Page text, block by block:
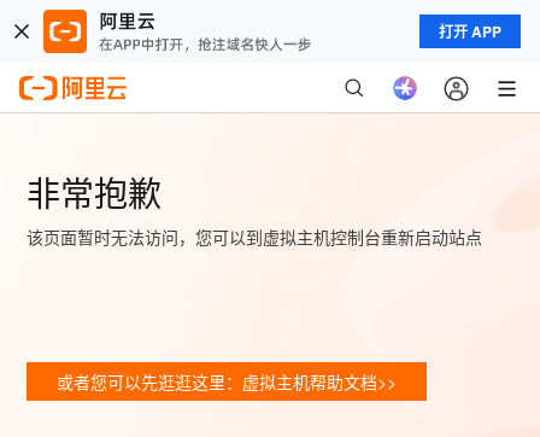
打开 APP
非常抱歉
该页面暂时无法访问，您可以到虚拟主机控制台重新启动站点
或者您可以先逛逛这里：虚拟主机帮助文档>>